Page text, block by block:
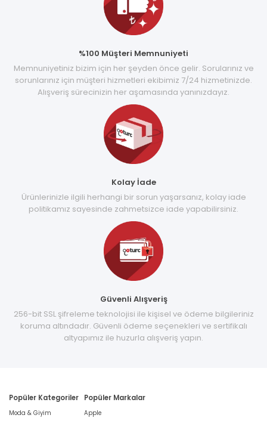
%100 Müşteri Memnuniyeti
Memnuniyetiniz bizim için her şeyden önce gelir. Sorularınız ve
sorunlarınız için müşteri hizmetleri ekibimiz 7/24 hizmetinizde.
Alışveriş sürecinizin her aşamasında yanınızdayız.
Kolay İade
Ürünlerinizle ilgili herhangi bir sorun yaşarsanız, kolay iade
politikamız sayesinde zahmetsizce iade yapabilirsiniz.
Güvenli Alışveriş
256-bit SSL şifreleme teknolojisi ile kişisel ve ödeme bilgileriniz
koruma altındadır. Güvenli ödeme seçenekleri ve sertifikalı
altyapımız ile huzurla alışveriş yapın.
Popüler Kategoriler
Moda & Giyim
Popüler Markalar
Apple